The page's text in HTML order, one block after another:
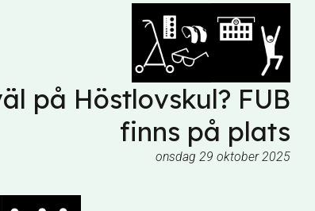
på Höstlovskul? FUB
finns på plats
onsdag 29 oktober 2025